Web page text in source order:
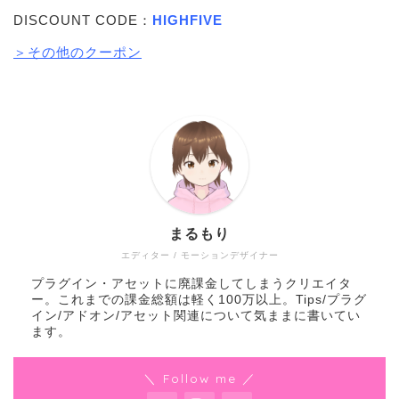
DISCOUNT CODE： HIGHFIVE
＞その他のクーポン
エディター / モーションデザイナー
まるもり
プラグイン・アセットに廃課金してしまうクリエイタ
ー。これまでの課金総額は軽く100万以上。Tips/プラグ
イン/アドオン/アセット関連について気ままに書いてい
ます。
＼ Follow me ／